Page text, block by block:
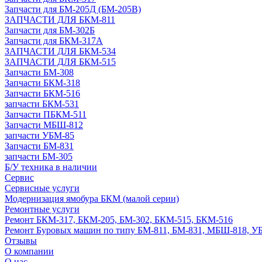
Запчасти для БМ-205Д (БМ-205В)
ЗАПЧАСТИ ДЛЯ БКМ-811
Запчасти для БМ-302Б
Запчасти для БКМ-317А
ЗАПЧАСТИ ДЛЯ БКМ-534
ЗАПЧАСТИ ДЛЯ БКМ-515
Запчасти БМ-308
Запчасти БКМ-318
Запчасти БКМ-516
запчасти БКМ-531
Запчасти ПБКМ-511
Запчасти МБШ-812
запчасти УБМ-85
Запчасти БМ-831
запчасти БМ-305
Б/У техника в наличии
Сервис
Сервисные услуги
Модернизация ямобура БКМ (малой серии)
Ремонтные услуги
Ремонт БКМ-317, БКМ-205, БМ-302, БКМ-515, БКМ-516
Ремонт Буровых машин по типу БМ-811, БМ-831, МБШ-818,
Отзывы
О компании